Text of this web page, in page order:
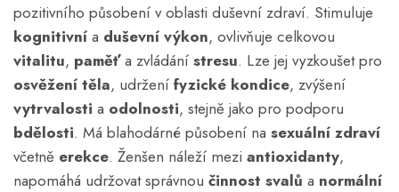
pozitivního působení v oblasti duševní zdraví. Stimuluje
kognitivní a duševní výkon, ovlivňuje celkovou
vitalitu, paměťa zvládání stresu. Lze jej vyzkoušet pro
osvěžení těla, udržení fyzické kondice, zvýšení
vytrvalosti a odolnosti, stejně jako pro podporu
bdělosti. Má blahodárné působení na sexuální zdraví
včetně erekce. Ženšen náleží mezi antioxidanty,
napomáhá udržovat správnou činnost svalů a normální